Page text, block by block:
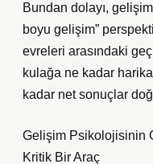
Bundan dolayı,
boyu gelişim”
evreleri arasındaki
kulağa ne kadar
kadar net sonuçlar
Gelişim Psikolojisinin
Kritik Bir Araç